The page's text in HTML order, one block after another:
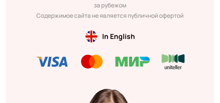
за рубежом
Содержимое сайта не является публичной офертой
In English